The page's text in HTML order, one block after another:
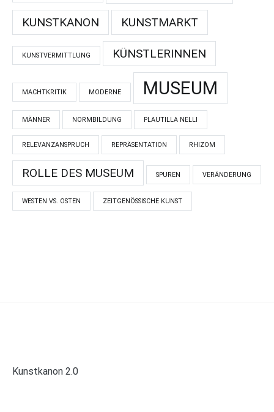
KUNSTKANON KUNSTMARKT
KUNSTVERMITTLUNG KÜNSTLERINNEN
MACHTKRITIK MODERNE MUSEUM
MÄNNER NORMBILDUNG PLAUTILLA NELLI
RELEVANZANSPRUCH REPRÄSENTATION RHIZOM
ROLLE DES MUSEUM SPUREN VERÄNDERUNG
WESTEN VS. OSTEN ZEITGENÖSSISCHE KUNST
Kunstkanon 2.0